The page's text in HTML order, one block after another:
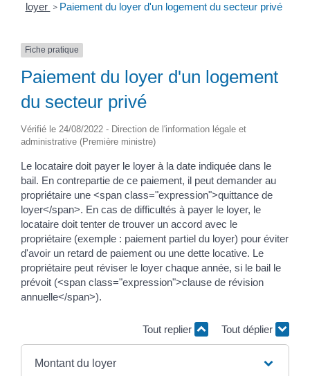
loyer > Paiement du loyer d'un logement du secteur privé
Fiche pratique
Paiement du loyer d'un logement
du secteur privé
Vérifié le 24/08/2022 - Direction de l'information légale et
administrative (Première ministre)
Le locataire doit payer le loyer à la date indiquée dans le
bail. En contrepartie de ce paiement, il peut demander au
propriétaire une <span class="expression">quittance de
loyer</span>. En cas de difficultés à payer le loyer, le
locataire doit tenter de trouver un accord avec le
propriétaire (exemple : paiement partiel du loyer) pour éviter
d'avoir un retard de paiement ou une dette locative. Le
propriétaire peut réviser le loyer chaque année, si le bail le
prévoit (<span class="expression">clause de révision
annuelle</span>).
Tout replier Tout déplier
Montant du loyer